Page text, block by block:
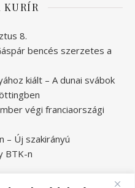
KURÍR
8.
bencés szerzetes a
kiált – A dunai svábok
végi franciaországi
– Új szakirányú
BTK-n